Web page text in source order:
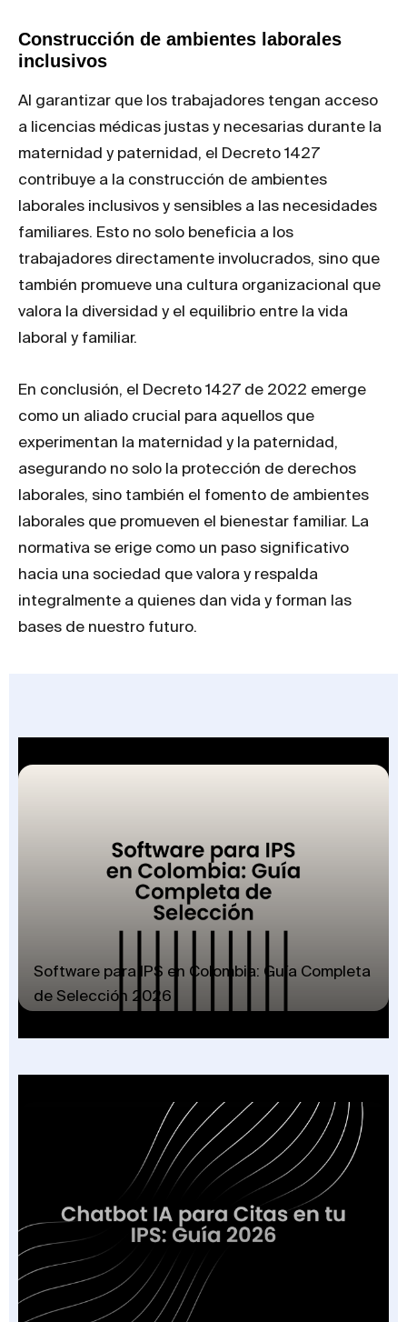
Construcción de ambientes laborales
inclusivos
Al garantizar que los trabajadores tengan acceso
a licencias médicas justas y necesarias durante la
maternidad y paternidad, el Decreto 1427
contribuye a la construcción de ambientes
laborales inclusivos y sensibles a las necesidades
familiares. Esto no solo beneficia a los
trabajadores directamente involucrados, sino que
también promueve una cultura organizacional que
valora la diversidad y el equilibrio entre la vida
laboral y familiar.
En conclusión, el Decreto 1427 de 2022 emerge
como un aliado crucial para aquellos que
experimentan la maternidad y la paternidad,
asegurando no solo la protección de derechos
laborales, sino también el fomento de ambientes
laborales que promueven el bienestar familiar. La
normativa se erige como un paso significativo
hacia una sociedad que valora y respalda
integralmente a quienes dan vida y forman las
bases de nuestro futuro.
Software para IPS en Colombia: Guía Completa
de Selección 2026